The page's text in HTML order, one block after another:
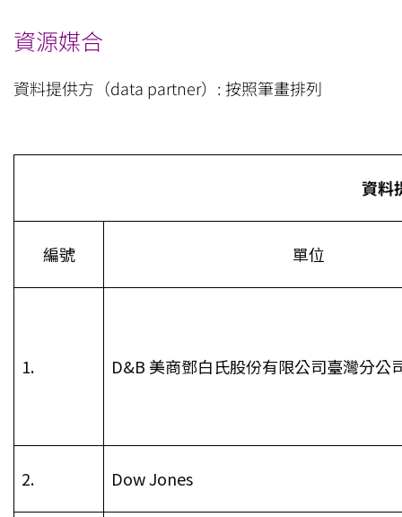
資源媒合
資料提供方（data partner）: 按照筆畫排列
資料
編號 單位
1. D&B 美商鄧白氏股份有限公司臺灣分公
2. Dow Jones